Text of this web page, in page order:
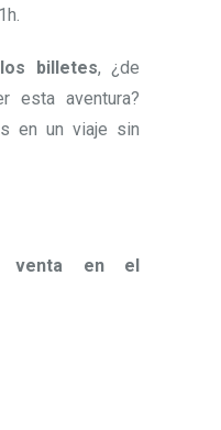
billetes, ¿de
esta aventura?
en un viaje sin
venta en el